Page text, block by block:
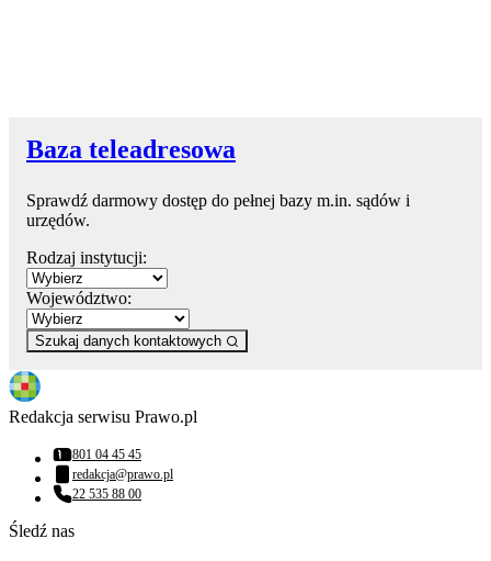
Baza teleadresowa
Sprawdź darmowy dostęp do pełnej bazy m.in. sądów i
urzędów.
Rodzaj instytucji:
Województwo:
Szukaj danych kontaktowych
Redakcja serwisu Prawo.pl
Numer telefonu:
801 04 45 45
Adres email:
redakcja@prawo.pl
Numer telefonu:
22 535 88 00
Śledź nas